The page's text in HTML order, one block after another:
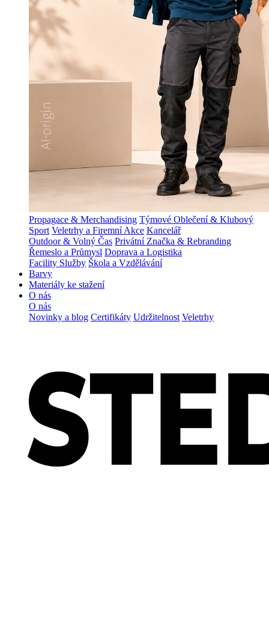
Propagace & Merchandising Týmové Oblečení & Klubový
Sport Veletrhy a Firemní Akce Kancelář
Outdoor & Volný Čas Privátní Značka & Rebranding
Řemeslo a Průmysl Doprava a Logistika
Facility Služby Škola a Vzdělávání
Barvy
Materiály ke stažení
O nás
O nás
Novinky a blog Certifikáty Udržitelnost Veletrhy